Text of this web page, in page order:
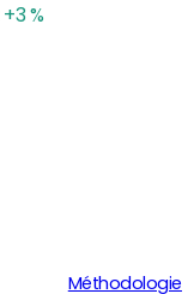
+3 %
Méthodologie